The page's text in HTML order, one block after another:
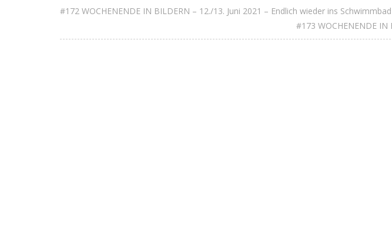
#172 WOCHENENDE IN BILDERN – 12./13. Juni 2021 – Endlich wieder ins
#173 WOCHENENDE